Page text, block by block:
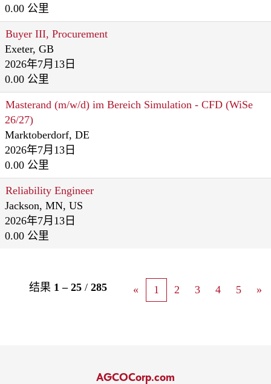
0.00 公里
Buyer III, Procurement
Exeter, GB
2026年7月13日
0.00 公里
Masterand (m/w/d) im Bereich Simulation - CFD (WiSe
26/27)
Marktoberdorf, DE
2026年7月13日
0.00 公里
Reliability Engineer
Jackson, MN, US
2026年7月13日
0.00 公里
结果 1 – 25 / 285 « 1 2 3 4 5 »
AGCOCorp.com